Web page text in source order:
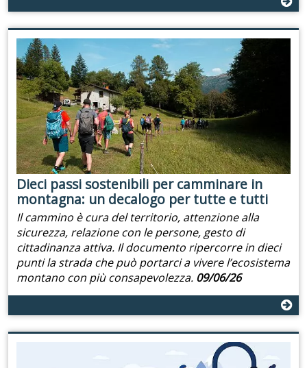
Dieci passi sostenibili per camminare in
montagna: un decalogo per tutte e tutti
Il cammino è cura del territorio, attenzione alla
sicurezza, relazione con le persone, gesto di
cittadinanza attiva. Il documento ripercorre in dieci
punti la strada che può portarci a vivere l’ecosistema
montano con più consapevolezza. 09/06/26